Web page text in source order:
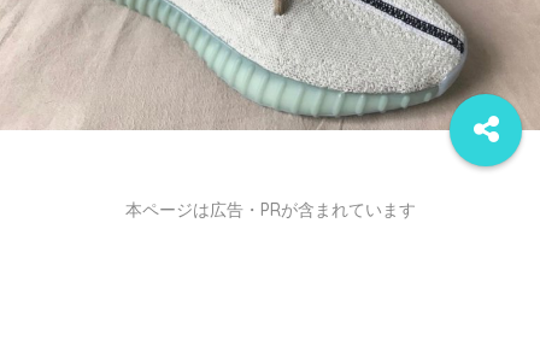
本ページは広告・PRが含まれています